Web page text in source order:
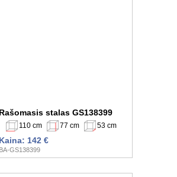
Rašomasis stalas GS138399
110 cm 77 cm 53 cm
Kaina: 142 €
BA-GS138399